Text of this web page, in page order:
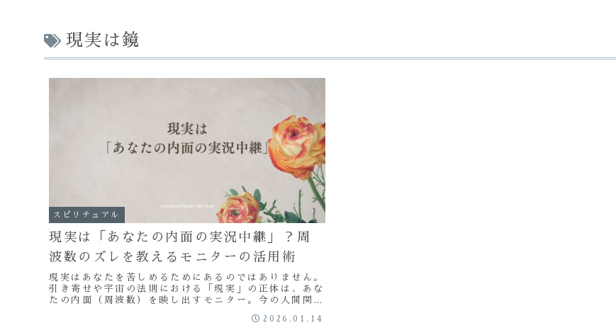
現実は鏡
スピリチュアル
現実は「あなたの内面の実況中継」？周
波数のズレを教えるモニターの活用術
現実はあなたを苦しめるためにあるのではありません。
引き寄せや宇宙の法則における「現実」の正体は、あな
たの内面（周波数）を映し出すモニター。今の人間関係
2026.01.14